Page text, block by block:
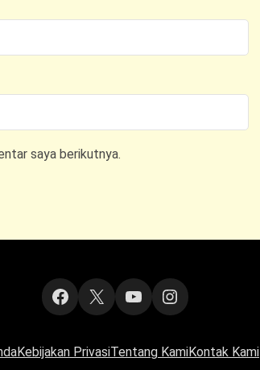
saya berikutnya.
Facebook
X YouTubeInstagram
Kebijakan PrivasiTentang KamiKontak Kami